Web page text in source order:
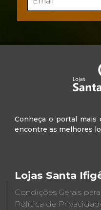
Conheça o portal mais
encontre as melhores
Lojas Santa
Condições Gerais
Política de